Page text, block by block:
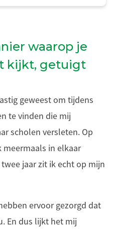
waarop je
kijkt, getuigt
geweest om tijdens
te vinden die mij
scholen versleten. Op
meermaals in elkaar
jaar zit ik echt op mijn
ervoor gezorgd dat
En dus lijkt het mij